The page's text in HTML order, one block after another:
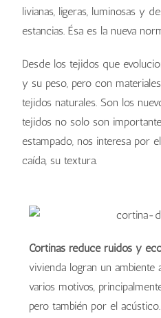
livianas, ligeras, luminosas y
estancias. Ésa es la nueva
Desde los tejidos que
y su peso, pero con
tejidos naturales. Son los
tejidos no solo son
estampado, nos interesa por
caída, su textura.
Cortinas reduce ruidos y
vivienda logran un
varios motivos,
pero también por el